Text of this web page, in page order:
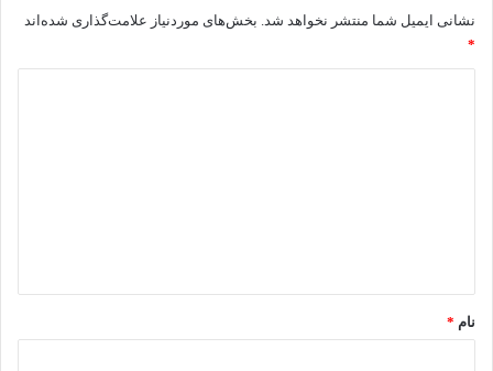
نشانی ایمیل شما منتشر نخواهد شد. بخش‌های موردنیاز علامت‌گذاری شده‌اند
*
نام *